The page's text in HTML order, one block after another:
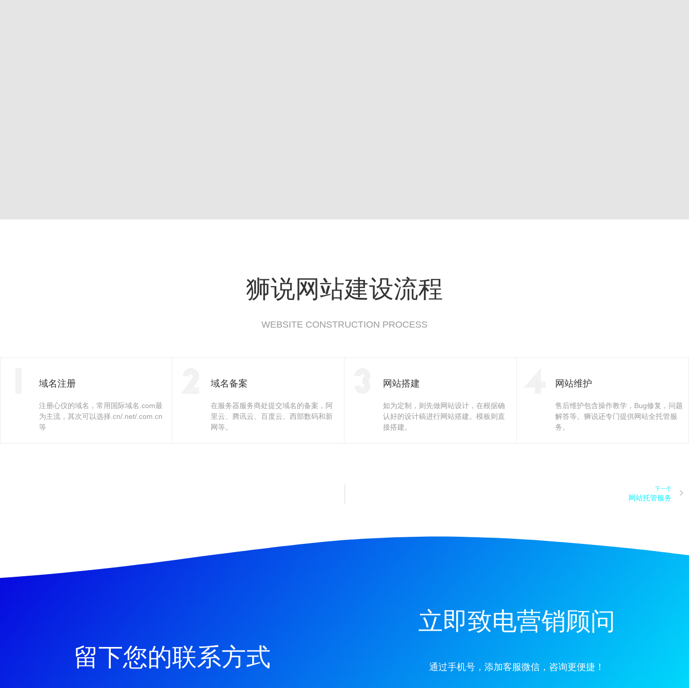
狮说网站建设流程
WEBSITE CONSTRUCTION PROCESS
域名注册
注册心仪的域名，常用国际域名.com最
为主流，其次可以选择.cn/.net/.com.cn
等
域名备案
在服务器服务商处提交域名的备案，阿
里云、腾讯云、百度云、西部数码和新
网等。
网站搭建
如为定制，则先做网站设计，在根据确
认好的设计稿进行网站搭建。模板则直
接搭建。
网站维护
售后维护包含操作教学，Bug修复，问题
解答等。狮说还专门提供网站全托管服
务。
下一个
网站托管服务
留下您的联系方式
立即致电营销顾问
通过手机号，添加客服微信，咨询更便捷！